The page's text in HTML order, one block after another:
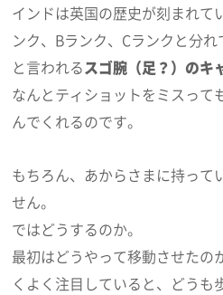
インドは英国の歴史が刻まれて
ンク、Bランク、Cランクと分
と言われるスゴ腕（足？）のキ
なんとティショットをミスって
んでくれるのです。
もちろん、あからさまに持って
せん。
ではどうするのか。
最初はどうやって移動させたの
くよく注目していると、どうも